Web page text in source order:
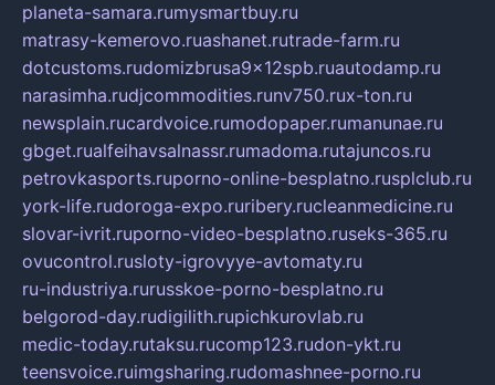
planeta-samara.rumysmartbuy.ru
matrasy-kemerovo.ruashanet.rutrade-farm.ru
dotcustoms.rudomizbrusa9x12spb.ruautodamp.ru
narasimha.rudjcommodities.runv750.rux-ton.ru
newsplain.rucardvoice.rumodopaper.rumanunae.ru
gbget.rualfeihavsalnassr.rumadoma.rutajuncos.ru
petrovkasports.ruporno-online-besplatno.rusplclub.ru
york-life.rudoroga-expo.ruribery.rucleanmedicine.ru
slovar-ivrit.ruporno-video-besplatno.ruseks-365.ru
ovucontrol.rusloty-igrovyye-avtomaty.ru
ru-industriya.rurusskoe-porno-besplatno.ru
belgorod-day.rudigilith.rupichkurovlab.ru
medic-today.rutaksu.rucomp123.rudon-ykt.ru
teensvoice.ruimgsharing.rudomashnee-porno.ru